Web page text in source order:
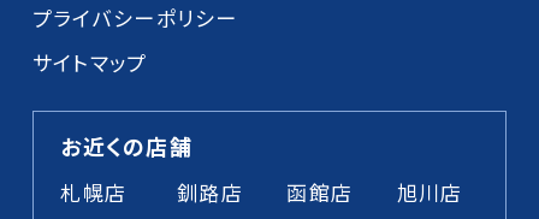
プライバシーポリシー
サイトマップ
お近くの店舗
札幌店 釧路店 函館店
旭川店